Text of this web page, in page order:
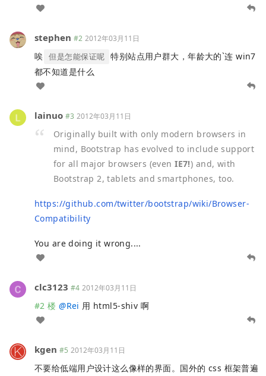
stephen #2 2012年03月11日
唉 但是怎能保证呢
特别站点用户群大，年龄大的`连 win7
都不知道是什么
lainuo #3 2012年03月11日
Originally built with only modern browsers in
mind, Bootstrap has evolved to include support
for all major browsers (evenIE7!) and, with
Bootstrap 2, tablets and smartphones, too.
https://github.com/twitter/bootstrap/wiki/Browser-
Compatibility
You are doing it wrong....
clc3123 #4 2012年03月11日
#2 楼 @Rei 用 html5-shiv 啊
kgen #5 2012年03月11日
不要给低端用户设计这么像样的界面。国外的 css 框架普遍